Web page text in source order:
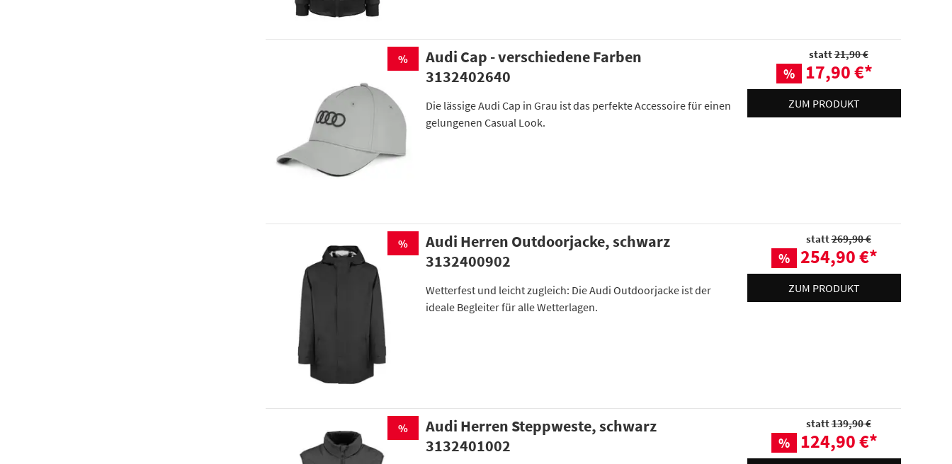
%
Audi Cap - verschiedene Farben
3132402640
Die lässige Audi Cap in Grau ist das perfekte Accessoire für einen
gelungenen Casual Look.
statt21,90 €
% 17,90 €*
ZUM PRODUKT
%
Audi Herren Outdoorjacke, schwarz
3132400902
Wetterfest und leicht zugleich: Die Audi Outdoorjacke ist der
ideale Begleiter für alle Wetterlagen.
statt269,90 €
% 254,90 €*
ZUM PRODUKT
%
Audi Herren Steppweste, schwarz
3132401002
statt139,90 €
% 124,90 €*